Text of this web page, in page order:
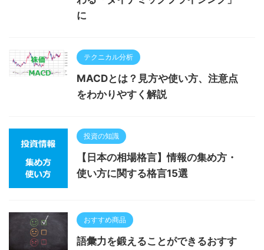
に
テクニカル分析
MACDとは？見方や使い方、注意点
をわかりやすく解説
投資の知識
【日本の相場格言】情報の集め方・
使い方に関する格言15選
おすすめ商品
語彙力を鍛えることができるおすす